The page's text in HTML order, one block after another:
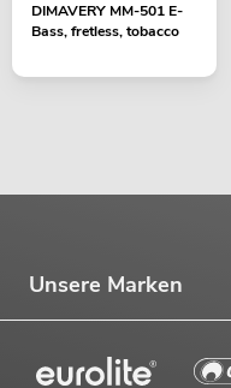
DIMAVERY MM-501 E-
Bass, fretless, tobacco
Unsere Marken